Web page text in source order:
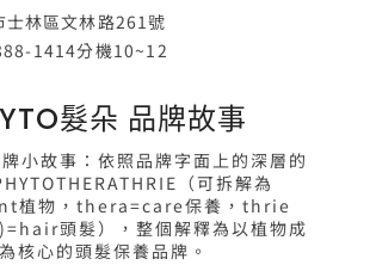
士林區文林路261號
1414分機10~12
髮朵 品牌故事
小故事：依照品牌字面上的深層的
（可拆解為
植物，thera=care保養，thrie
頭髮），整個解釋為以植物成
核心的頭髮保養品牌。